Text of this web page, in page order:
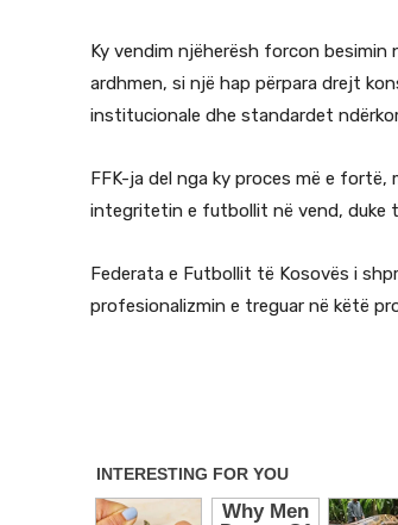
Ky vendim njëherësh forcon
ardhmen, si një hap përpara drejt
institucionale dhe standardet
FFK-ja del nga ky proces më e
integritetin e futbollit në vend, duke
Federata e Futbollit të Kosovës i
profesionalizmin e treguar në këtë